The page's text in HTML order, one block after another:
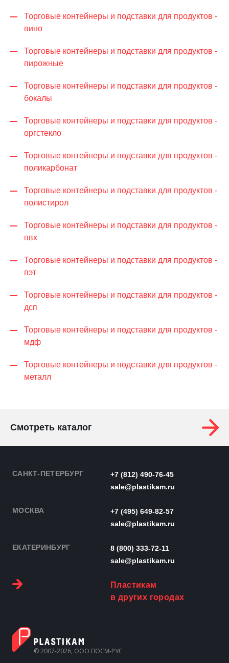
Торговые контейнеры и подставки для продуктов -
вино
Торговые контейнеры и подставки для продуктов -
пирожные
Торговые контейнеры и подставки для продуктов -
бокалы
Торговые контейнеры и подставки для продуктов -
оргстекло
Торговые контейнеры и подставки для продуктов -
поликарбонат
Торговые контейнеры и подставки для продуктов -
полистирол
Торговые контейнеры и подставки для продуктов -
пвх
Торговые контейнеры и подставки для продуктов -
пэт
Торговые контейнеры и подставки для продуктов -
дсп
Торговые контейнеры и подставки для продуктов -
мдф
Торговые контейнеры и подставки для продуктов -
металл
Смотреть каталог
САНКТ-ПЕТЕРБУРГ
+7 (812) 490-76-45
sale@plastikam.ru
МОСКВА
+7 (495) 649-82-57
sale@plastikam.ru
ЕКАТЕРИНБУРГ
8 (800) 333-72-11
sale@plastikam.ru
Пластикам
в других городах
© 2007-2026, ООО ПОСМ-РУС